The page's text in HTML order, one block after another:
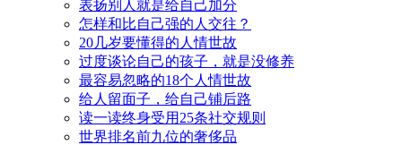
表扬别人就是给自己加分
怎样和比自己强的人交往？
20几岁要懂得的人情世故
过度谈论自己的孩子，就是没修养
最容易忽略的18个人情世故
给人留面子，给自己铺后路
读一读终身受用25条社交规则
世界排名前九位的奢侈品